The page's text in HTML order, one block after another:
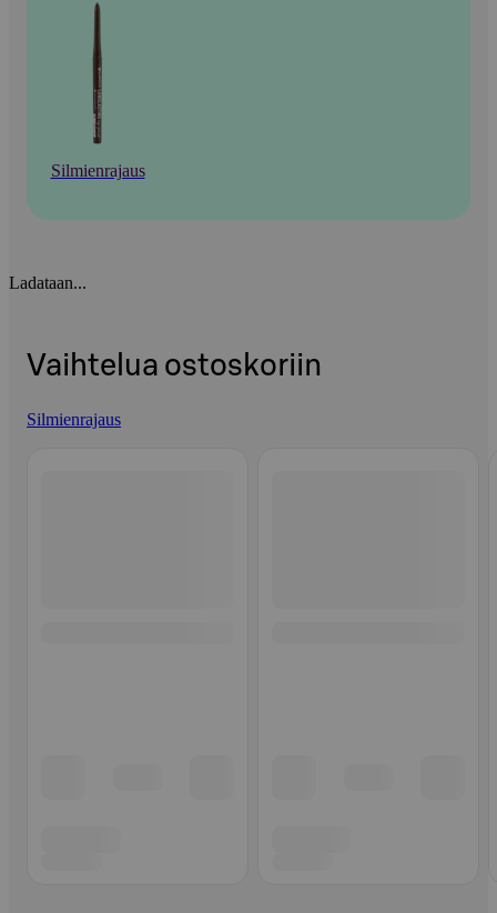
Silmienrajaus
Ladataan...
Vaihtelua ostoskoriin
Silmienrajaus